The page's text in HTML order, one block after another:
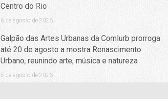
Centro do Rio
6 de agosto de 2026
Galpão das Artes Urbanas da Comlurb prorroga
até 20 de agosto a mostra Renascimento
Urbano, reunindo arte, música e natureza
5 de agosto de 2026